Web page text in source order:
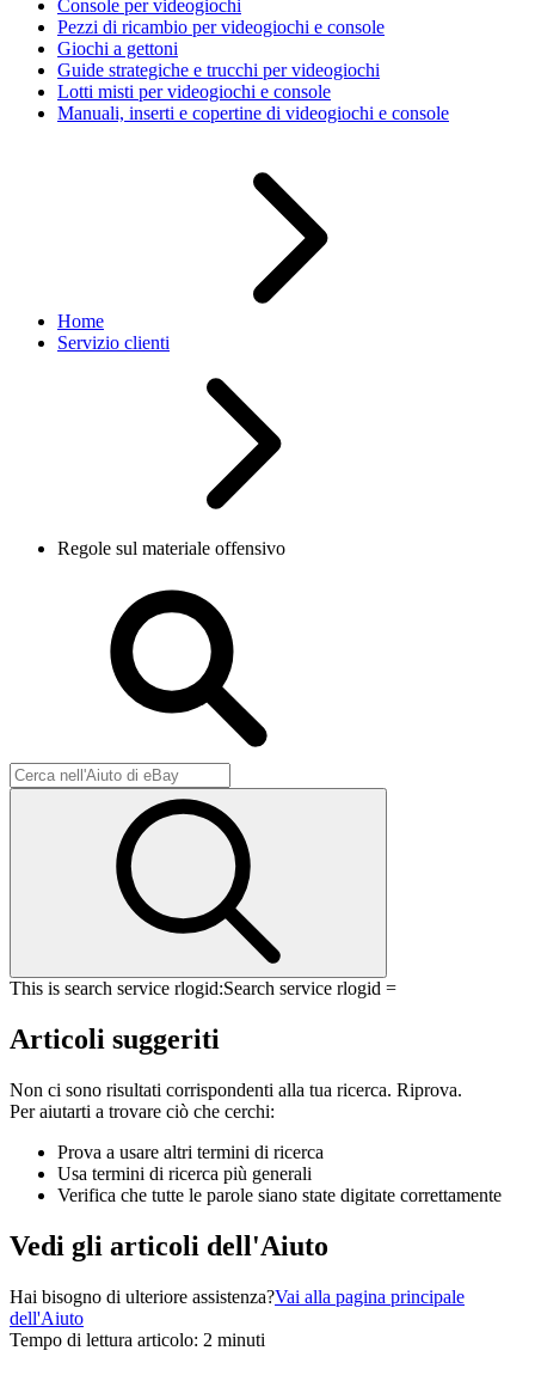
Console per videogiochi
Pezzi di ricambio per videogiochi e console
Giochi a gettoni
Guide strategiche e trucchi per videogiochi
Lotti misti per videogiochi e console
Manuali, inserti e copertine di videogiochi e console
Home
Servizio clienti
Regole sul materiale offensivo
This is search service rlogid:Search service rlogid =
Articoli suggeriti
Non ci sono risultati corrispondenti alla tua ricerca. Riprova.
Per aiutarti a trovare ciò che cerchi:
Prova a usare altri termini di ricerca
Usa termini di ricerca più generali
Verifica che tutte le parole siano state digitate correttamente
Vedi gli articoli dell'Aiuto
Hai bisogno di ulteriore assistenza?Vai alla pagina principale
dell'Aiuto
Tempo di lettura articolo: 2 minuti